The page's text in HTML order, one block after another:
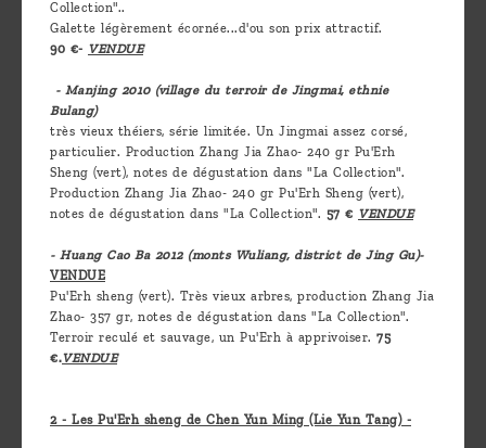
Collection"..
Galette légèrement écornée...d'ou son prix attractif.
90 €- VENDUE
- Manjing 2010 (village du terroir de Jingmai, ethnie
Bulang)
très vieux théiers, série limitée. Un Jingmai assez corsé,
particulier. Production Zhang Jia Zhao- 240 gr Pu'Erh
Sheng (vert), notes de dégustation dans "La Collection".
Production Zhang Jia Zhao- 240 gr Pu'Erh Sheng (vert),
notes de dégustation dans "La Collection". 57 € VENDUE
- Huang Cao Ba 2012 (monts Wuliang, district de Jing Gu)-
VENDUE
Pu'Erh sheng (vert). Très vieux arbres, production Zhang Jia
Zhao- 357 gr, notes de dégustation dans "La Collection".
Terroir reculé et sauvage, un Pu'Erh à apprivoiser. 75
€.VENDUE
2 - Les Pu'Erh sheng de Chen Yun Ming (Lie Yun Tang) -